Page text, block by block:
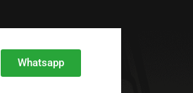
Whatsapp